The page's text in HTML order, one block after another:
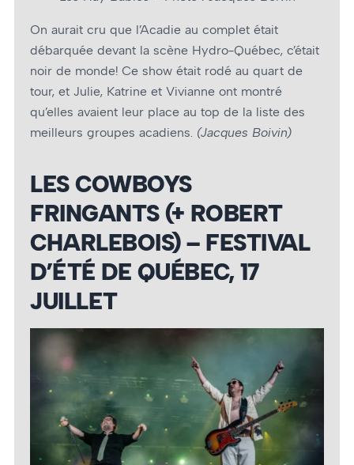
On aurait cru que l’Acadie au complet était
débarquée devant la scène Hydro-Québec, c’était
noir de monde! Ce show était rodé au quart de
tour, et Julie, Katrine et Vivianne ont montré
qu’elles avaient leur place au top de la liste des
meilleurs groupes acadiens. (Jacques Boivin)
LES COWBOYS
FRINGANTS (+ ROBERT
CHARLEBOIS) – FESTIVAL
D’ÉTÉ DE QUÉBEC, 17
JUILLET